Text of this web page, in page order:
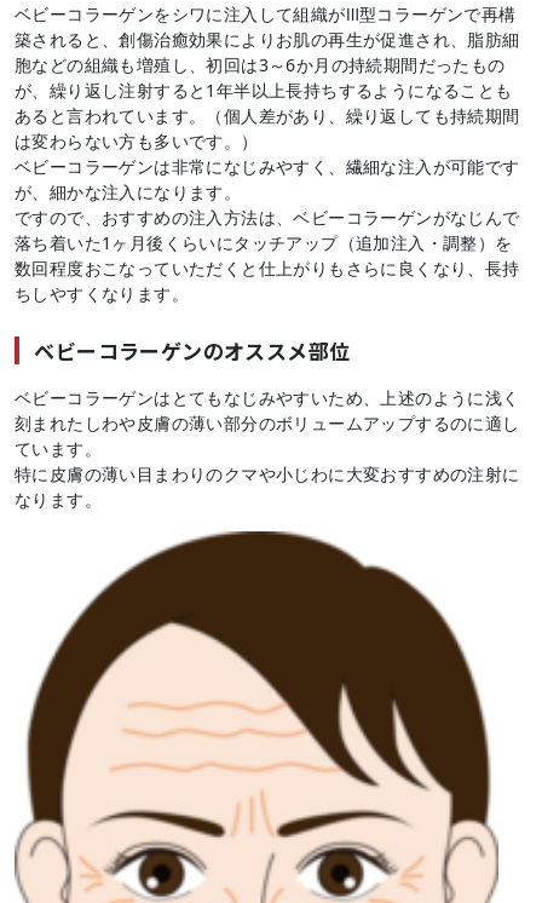
ベビーコラーゲンをシワに注入して組織がⅢ型コラーゲンで再構
築されると、創傷治癒効果によりお肌の再生が促進され、脂肪細
胞などの組織も増殖し、初回は3～6か月の持続期間だったもの
が、繰り返し注射すると1年半以上長持ちするようになることも
あると言われています。（個人差があり、繰り返しても持続期間
は変わらない方も多いです。）
ベビーコラーゲンは非常になじみやすく、繊細な注入が可能です
が、細かな注入になります。
ですので、おすすめの注入方法は、ベビーコラーゲンがなじんで
落ち着いた1ヶ月後くらいにタッチアップ（追加注入・調整）を
数回程度おこなっていただくと仕上がりもさらに良くなり、長持
ちしやすくなります。
ベビーコラーゲンのオススメ部位
ベビーコラーゲンはとてもなじみやすいため、上述のように浅く
刻まれたしわや皮膚の薄い部分のボリュームアップするのに適し
ています。
特に皮膚の薄い目まわりのクマや小じわに大変おすすめの注射に
なります。